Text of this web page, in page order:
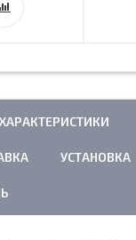
ХАРАКТЕРИСТИКИ
УСТАНОВКА